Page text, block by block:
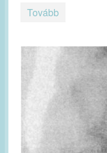
Tovább